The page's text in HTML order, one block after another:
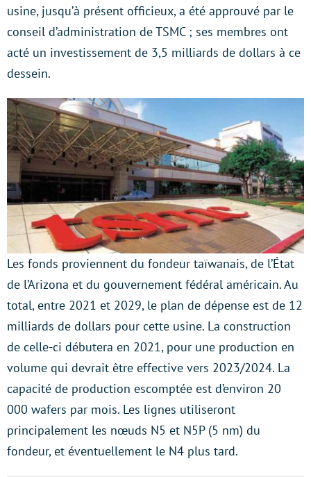
usine, jusqu’à présent officieux, a été approuvé par le
conseil d’administration de TSMC ; ses membres ont
acté un investissement de 3,5 milliards de dollars à ce
dessein.
Les fonds proviennent du fondeur taïwanais, de l’État
de l’Arizona et du gouvernement fédéral américain. Au
total, entre 2021 et 2029, le plan de dépense est de 12
milliards de dollars pour cette usine. La construction
de celle-ci débutera en 2021, pour une production en
volume qui devrait être effective vers 2023/2024. La
capacité de production escomptée est d’environ 20
000 wafers par mois. Les lignes utiliseront
principalement les nœuds N5 et N5P (5 nm) du
fondeur, et éventuellement le N4 plus tard.